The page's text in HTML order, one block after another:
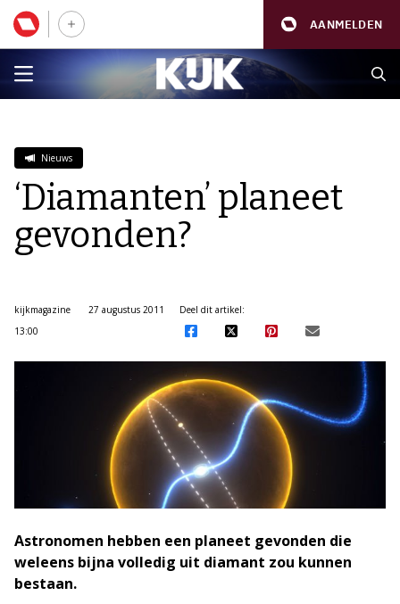
AANMELDEN
Nieuws
‘Diamanten’ planeet
gevonden?
kijkmagazine
27 augustus 2011
13:00
Deel dit artikel:
Astronomen hebben een planeet gevonden die
weleens bijna volledig uit diamant zou kunnen
bestaan.